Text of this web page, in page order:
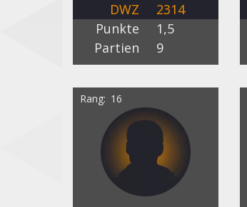
DWZ
2314
Punkte
1,5
Partien
9
Rang 16